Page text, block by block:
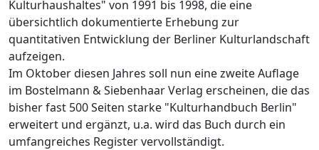
Kulturhaushaltes" von 1991 bis 1998, die eine
übersichtlich dokumentierte Erhebung zur
quantitativen Entwicklung der Berliner Kulturlandschaft
aufzeigen.
Im Oktober diesen Jahres soll nun eine zweite Auflage
im Bostelmann & Siebenhaar Verlag erscheinen, die das
bisher fast 500 Seiten starke "Kulturhandbuch Berlin"
erweitert und ergänzt, u.a. wird das Buch durch ein
umfangreiches Register vervollständigt.